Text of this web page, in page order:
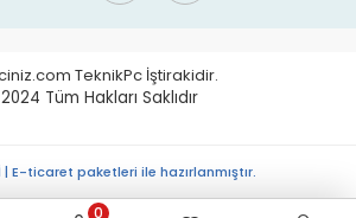
TeknikPc İştirakidir.
Tüm Hakları Saklıdır
0
| E-ticaret paketleri ile hazırlanmıştır.